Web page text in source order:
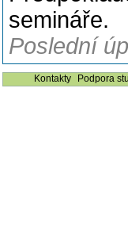
semináře.
Poslední
Kontakty
Podpora